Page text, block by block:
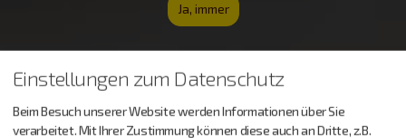
Ja, immer
Einstellungen zum Datenschutz
Beim Besuch unserer Website werden Informationen über Sie
verarbeitet. Mit Ihrer Zustimmung können diese auch an Dritte, z.B.